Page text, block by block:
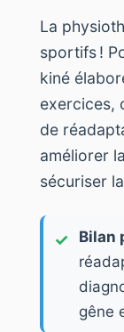
La
sportifs !
kiné
exercices,
de
améliorer
sécuriser
Bilan
gêne